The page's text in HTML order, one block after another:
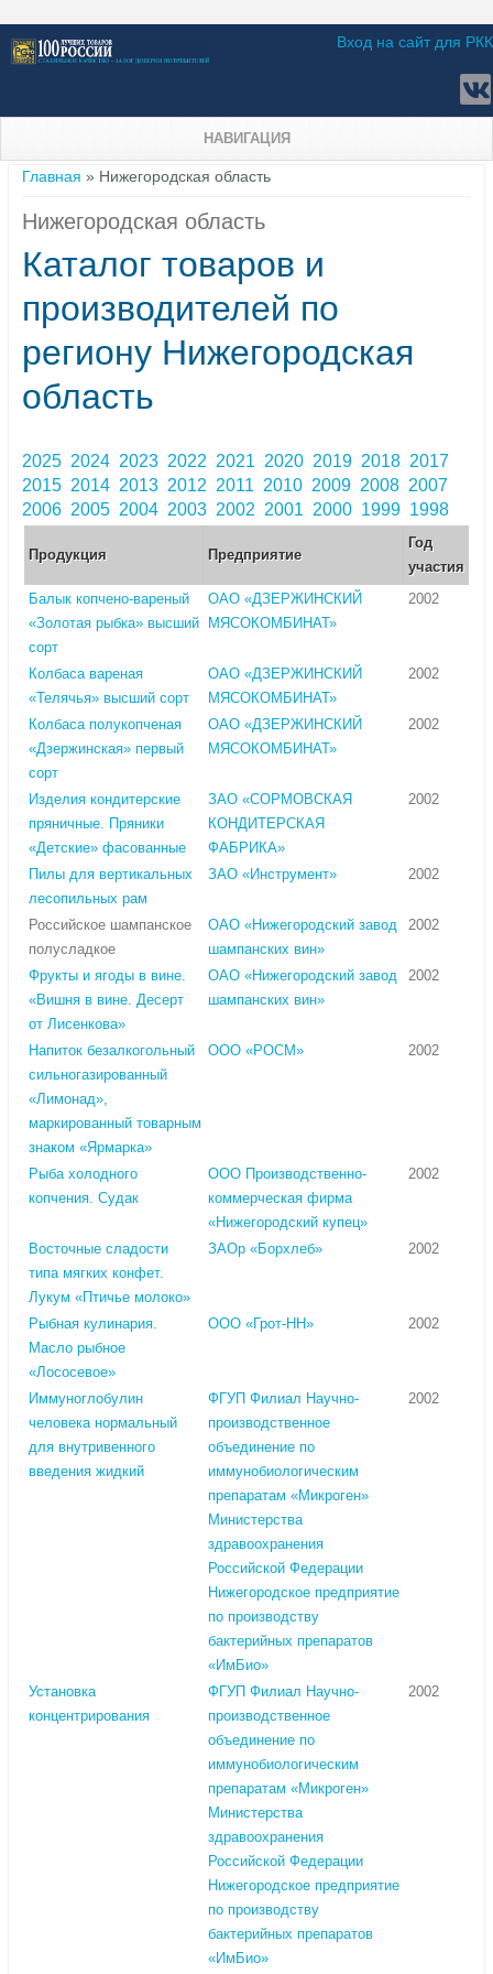
Вход на сайт для РКК
НАВИГАЦИЯ
Вы здесь
Главная » Нижегородская область
Нижегородская область
Каталог товаров и
производителей по
региону Нижегородская
область
2025 2024 2023 2022 2021 2020 2019 2018 2017
2015 2014 2013 2012 2011 2010 2009 2008 2007
2006 2005 2004 2003 2002 2001 2000 1999 1998
Продукция Предприятие
Год
участия
Балык копчено-вареный
«Золотая рыбка» высший
сорт
ОАО «ДЗЕРЖИНСКИЙ
МЯСОКОМБИНАТ»
2002
Колбаса вареная
«Телячья» высший сорт
ОАО «ДЗЕРЖИНСКИЙ
МЯСОКОМБИНАТ»
2002
Колбаса полукопченая
«Дзержинская» первый
сорт
ОАО «ДЗЕРЖИНСКИЙ
МЯСОКОМБИНАТ»
2002
Изделия кондитерские
пряничные. Пряники
«Детские» фасованные
ЗАО «СОРМОВСКАЯ
КОНДИТЕРСКАЯ
ФАБРИКА»
2002
Пилы для вертикальных
лесопильных рам
ЗАО «Инструмент» 2002
Российское шампанское
полусладкое
ОАО «Нижегородский завод
шампанских вин»
2002
Фрукты и ягоды в вине.
«Вишня в вине. Десерт
от Лисенкова»
ОАО «Нижегородский завод
шампанских вин»
2002
Напиток безалкогольный
сильногазированный
«Лимонад»,
маркированный товарным
знаком «Ярмарка»
ООО «РОСМ» 2002
Рыба холодного
копчения. Судак
ООО Производственно-
коммерческая фирма
«Нижегородский купец»
2002
Восточные сладости
типа мягких конфет.
Лукум «Птичье молоко»
ЗАОр «Борхлеб» 2002
Рыбная кулинария.
Масло рыбное
«Лососевое»
ООО «Грот-НН» 2002
Иммуноглобулин
человека нормальный
для внутривенного
введения жидкий
ФГУП Филиал Научно-
производственное
объединение по
иммунобиологическим
препаратам «Микроген»
Министерства
здравоохранения
Российской Федерации
Нижегородское предприятие
по производству
бактерийных препаратов
«ИмБио»
2002
Установка
концентрирования
ФГУП Филиал Научно-
производственное
объединение по
иммунобиологическим
препаратам «Микроген»
Министерства
здравоохранения
Российской Федерации
Нижегородское предприятие
по производству
бактерийных препаратов
«ИмБио»
2002